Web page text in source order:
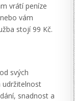
vrátí peníze
vám
stojí 99 Kč.
svých
udržitelnost
snadnost a